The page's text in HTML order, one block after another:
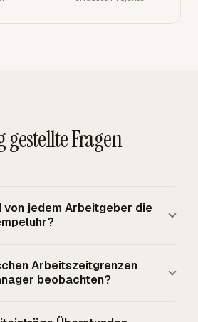
gestellte Fragen
jedem Arbeitgeber die
mit zehn oder mehr
thailändischsprachige
Arbeitszeitgrenzen
beobachten?